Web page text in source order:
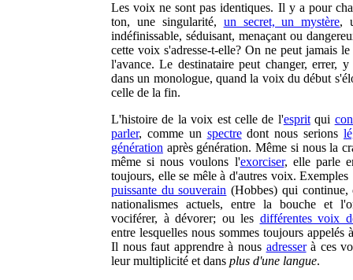
Les voix ne sont pas identiques. Il y a pour
ton, une singularité, un secret, un mystère,
indéfinissable, séduisant, menaçant ou
cette voix s'adresse-t-elle? On ne peut jamais
l'avance. Le destinataire peut changer, errer, y
dans un monologue, quand la voix du début
celle de la fin.
L'histoire de la voix est celle de l'espritqui
parler, comme un spectredont nous serions
génération après génération. Même si nous la
même si nous voulons l'exorciser, elle parle
toujours, elle se mêle à d'autres voix.
puissante du souverain (Hobbes) qui continue,
nationalismes actuels, entre la bouche et
vociférer, à dévorer; ou les différentes voix
entre lesquelles nous sommes toujours appelés
Il nous faut apprendre à nous adresserà ces
leur multiplicité et dans plus d'une langue.